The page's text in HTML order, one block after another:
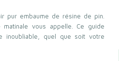
pur embaume de résine de pin.
vous appelle. Ce guide
inoubliable, quel que soit votre